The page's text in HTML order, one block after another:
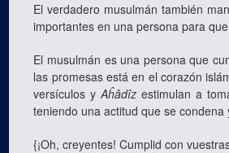
El verdadero musulmán también
importantes en una persona para
El musulmán es una persona que
las promesas está en el corazón
versículos yAĥâdîz estimulan a
teniendo una actitud que se
{¡Oh, creyentes! Cumplid con